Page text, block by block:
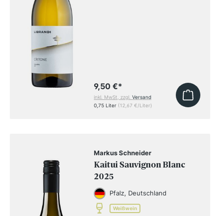
9,50 €*
inkl. MwSt, zzgl.Versand
0,75 Liter (12,67 €/Liter)
Markus Schneider
Kaitui Sauvignon Blanc
2025
Pfalz, Deutschland
Weißwein